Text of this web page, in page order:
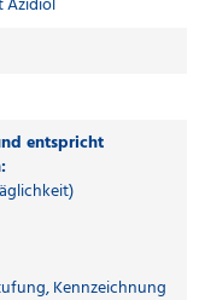
entspricht
Kennzeichnung